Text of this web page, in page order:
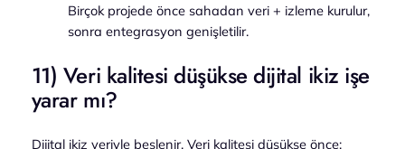
Birçok projede önce sahadan veri + izleme kurulur,
sonra entegrasyon genişletilir.
11) Veri kalitesi düşükse dijital ikiz işe
yarar mı?
Dijital ikiz veriyle beslenir. Veri kalitesi düşükse önce: